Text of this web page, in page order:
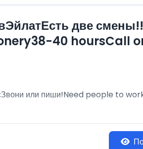
две
40 hoursCall
или пиши!Need people to